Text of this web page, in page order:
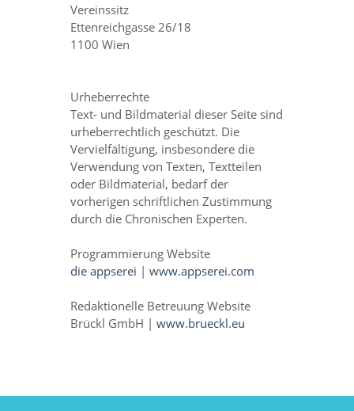
Vereinssitz
Ettenreichgasse 26/18
1100 Wien
Urheberrechte
Text- und Bildmaterial dieser Seite sind
urheberrechtlich geschützt. Die
Vervielfältigung, insbesondere die
Verwendung von Texten, Textteilen
oder Bildmaterial, bedarf der
vorherigen schriftlichen Zustimmung
durch die Chronischen Experten.
Programmierung Website
die appserei | www.appserei.com
Redaktionelle Betreuung Website
Brückl GmbH | www.brueckl.eu